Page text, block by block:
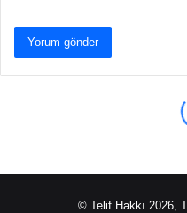
© Telif Hakkı 2026,